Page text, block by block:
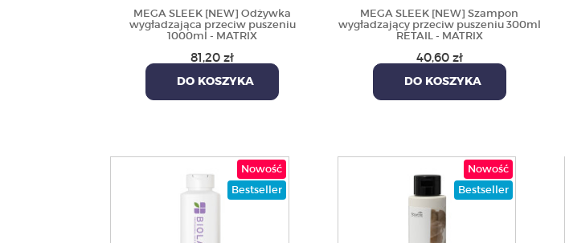
MEGA SLEEK [NEW] Odżywka
wygładzająca przeciw puszeniu
1000ml - MATRIX
81,20 zł
DO KOSZYKA
MEGA SLEEK [NEW] Szampon
wygładzający przeciw puszeniu 300ml
RETAIL - MATRIX
40,60 zł
DO KOSZYKA
Nowość
Bestseller
Nowość
Bestseller